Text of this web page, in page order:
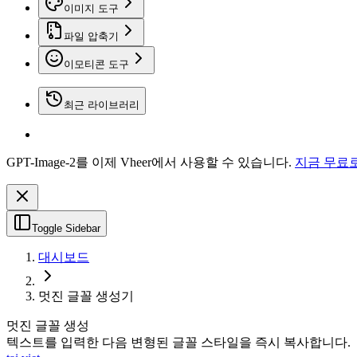
이미지 도구
파일 압축기
이모티콘 도구
최근 라이브러리
GPT-Image-2를 이제 Vheer에서 사용할 수 있습니다. 지금 무료
Toggle Sidebar
대시보드
멋진 글꼴 생성기
멋진 글꼴 생성
텍스트를 입력한 다음 변형된 글꼴 스타일을 즉시 복사합니다.